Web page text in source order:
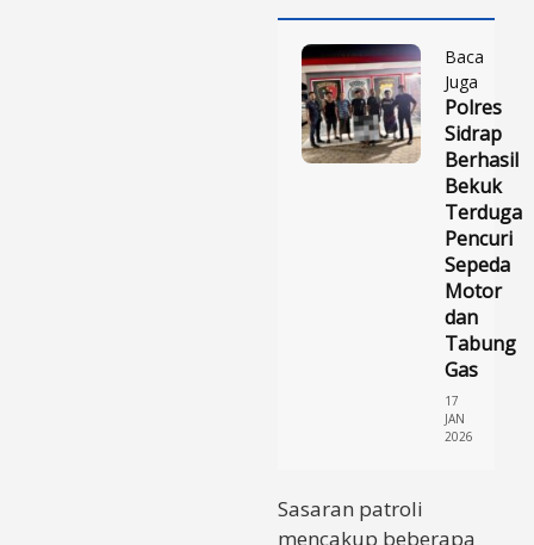
Baca
Juga
Polres
Sidrap
Berhasil
Bekuk
Terduga
Pencuri
Sepeda
Motor
dan
Tabung
Gas
17
JAN
2026
Sasaran patroli
mencakup beberapa